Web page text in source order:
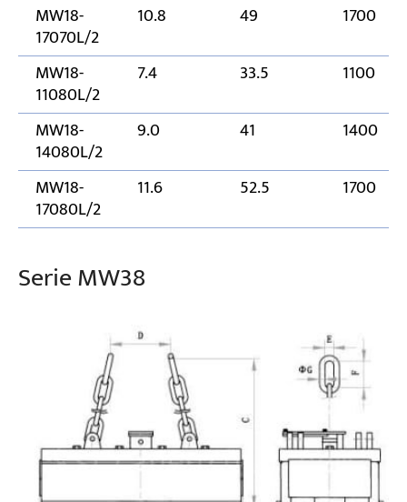
MW18-
17070L/2
10.8 49 1700
MW18-
11080L/2
7.4 33.5 1100
MW18-
14080L/2
9.0 41 1400
MW18-
17080L/2
11.6 52.5 1700
Serie MW38